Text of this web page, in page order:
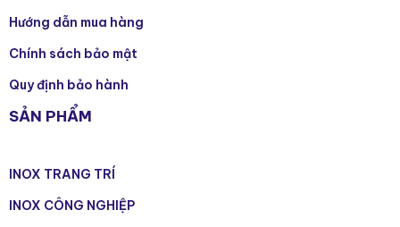
Hướng dẫn mua hàng
Chính sách bảo mật
Quy định bảo hành
SẢN PHẨM
INOX TRANG TRÍ
INOX CÔNG NGHIỆP